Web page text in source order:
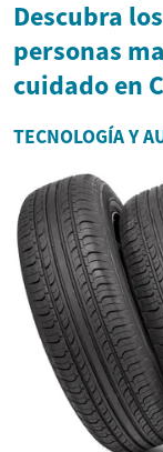
Descubra
personas
cuidado en
TECNOLOGÍA Y